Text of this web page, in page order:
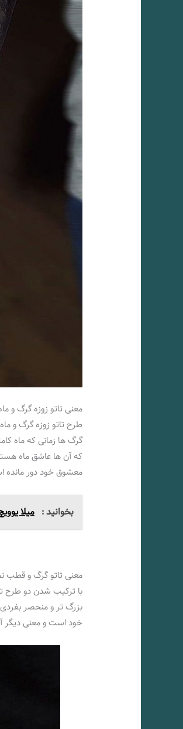
معنی تاتو زوزه گرگ و
طرح تاتو زوزه گرگ و
گرگ ها زمانی که ماه
که آن ها عاشق ماه
معشوق خود دور مانده
بخوانید : میلا
معنی تاتو گرگ و قطب
با ترکیب شدن دو طرح
بزرگ تر و منحصر
خود است و معنی دیگر